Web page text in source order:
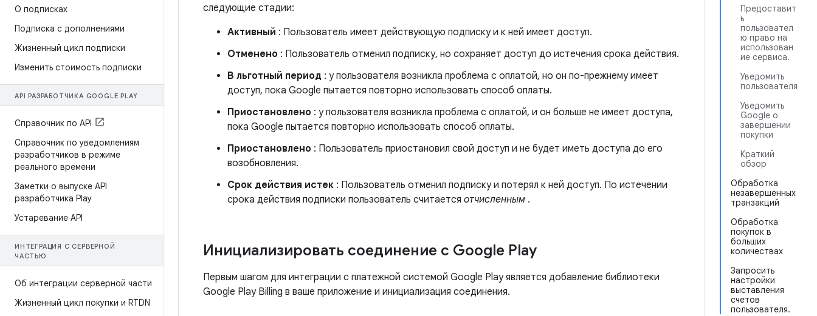
О подписках
Подписка с дополнениями
Жизненный цикл подписки
Изменить стоимость подписки
API РАЗРАБОТЧИКА GOOGLE PLAY
Справочник по API
Справочник по уведомлениям
разработчиков в режиме
реального времени
Заметки о выпуске API
разработчика Play
Устаревание API
ИНТЕГРАЦИЯ С СЕРВЕРНОЙ
ЧАСТЬЮ
Об интеграции серверной части
Жизненный цикл покупки и RTDN
Предоставит
ь
пользовател
ю право на
использован
ие сервиса.
Уведомить
пользователя
Уведомить
Google о
завершении
покупки
Краткий
обзор
Обработка
незавершенных
транзакций
Обработка
покупок в
больших
количествах
Запросить
настройки
выставления
счетов
пользователя.
следующие стадии:
Активный : Пользователь имеет действующую подписку и к ней имеет доступ.
Отменено : Пользователь отменил подписку, но сохраняет доступ до истечения срока действия.
В льготный период : у пользователя возникла проблема с оплатой, но он по-прежнему имеет
доступ, пока Google пытается повторно использовать способ оплаты.
Приостановлено : у пользователя возникла проблема с оплатой, и он больше не имеет доступа,
пока Google пытается повторно использовать способ оплаты.
Приостановлено : Пользователь приостановил свой доступ и не будет иметь доступа до его
возобновления.
Срок действия истек : Пользователь отменил подписку и потерял к ней доступ. По истечении
срока действия подписки пользователь считается отчисленным .
Инициализировать соединение с Google Play
Первым шагом для интеграции с платежной системой Google Play является добавление библиотеки
Google Play Billing в ваше приложение и инициализация соединения.